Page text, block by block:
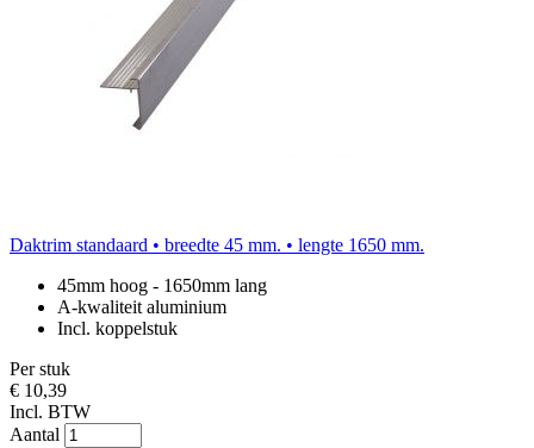
Daktrim standaard • breedte 45 mm. • lengte 1650 mm.
45mm hoog - 1650mm lang
A-kwaliteit aluminium
Incl. koppelstuk
Per stuk
€ 10,39
Incl. BTW
Aantal